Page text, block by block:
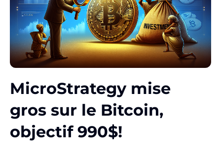
MicroStrategy mise
gros sur le Bitcoin,
objectif 990$!